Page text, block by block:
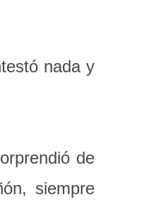
nada y
de
siempre